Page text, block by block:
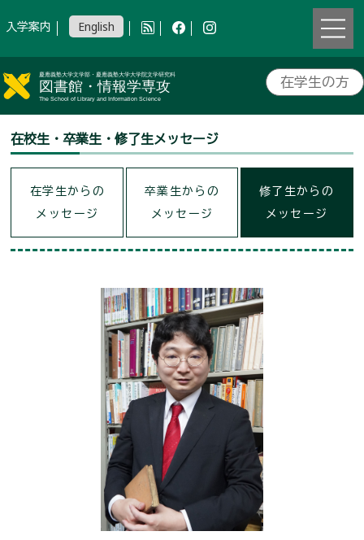
入学案内 English
在学生の方
在校生・卒業生・修了生メッセージ
在学生からの
メッセージ
卒業生からの
メッセージ
修了生からの
メッセージ